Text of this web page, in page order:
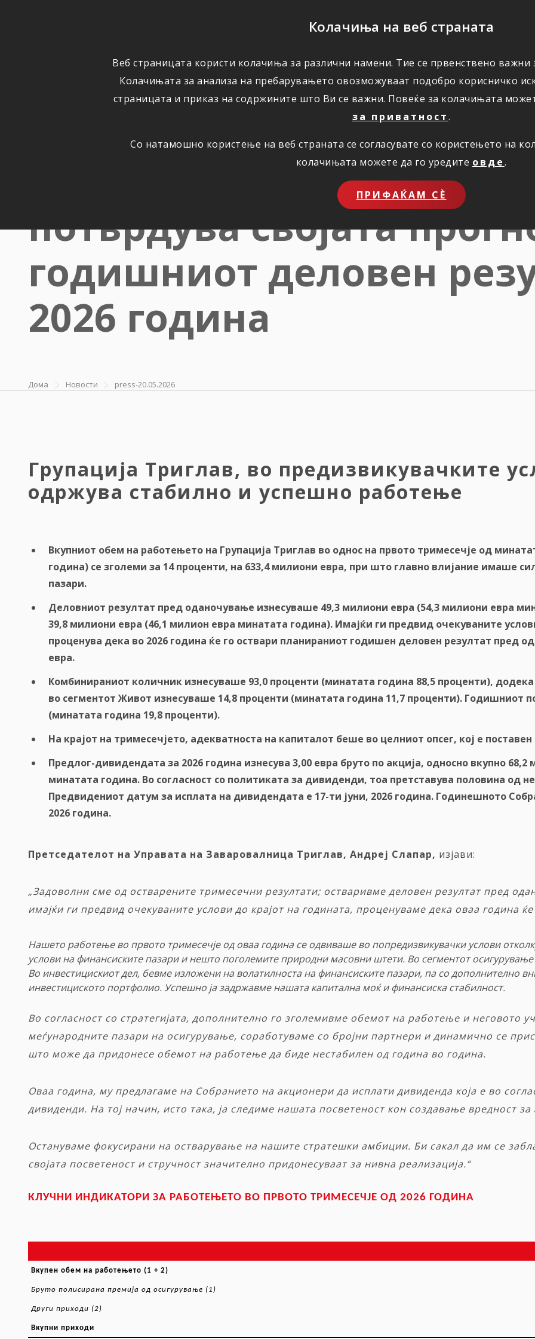
Колачиња на веб страната
Веб страницата користи колачиња за различни намени. Тие се првенствено важни
Колачињата за анализа на пребарувањето овозможуваат подобро корисничко
страницата и приказ на содржините што Ви се важни. Повеќе за колачињата
за приватност.
Со натамошно користење на веб страната се согласувате со користењето на
колачињата можете да го уредите овде.
ПРИФАЌАМ СЀ
ОСИГУРУВАЊЕ ШТЕТИ ПОВОЛНОСТИ КОРИСНО ЗА НАС
Триглав во првото
потврдува својата
годишниот деловен
2026 година
Дома Новости press-20.05.2026
Групација Триглав, во предизвикувачките
одржува стабилно и успешно работење
Вкупниот обем на работењето на Групација Триглав во однос на првото тримесечје од
година) се зголеми за 14 проценти, на 633,4 милиони евра, при што главно влијание имаше
пазари.
Деловниот резултат пред оданочување изнесуваше 49,3 милиони евра (54,3 милиони евра
39,8 милиони евра (46,1 милион евра минатата година). Имајќи ги предвид очекуваните
проценува дека во 2026 година ќе го оствари планираниот годишен деловен резултат пред
евра.
Комбинираниот количник изнесуваше 93,0 проценти (минатата година 88,5 проценти),
во сегментот Живот изнесуваше 14,8 проценти (минатата година 11,7 проценти). Годишниот
(минатата година 19,8 проценти).
На крајот на тримесечјето, адекватноста на капиталот беше во целниот опсег, кој е
Предлог-дивидендата за 2026 година изнесува 3,00 евра бруто по акција, односно вкупно
минатата година. Во согласност со политиката за дивиденди, тоа претставува половина од
Предвидениот датум за исплата на дивидендата е 17-ти јуни, 2026 година. Годинешното
2026 година.
Претседателот на Управата на Заваровалница Триглав, Андреј Слапар, изјави:
„Задоволни сме од остварените тримесечни резултати; остваривме деловен резултат пред
имајќи ги предвид очекуваните услови до крајот на годината, проценуваме дека оваа година
Нашето работење во првото тримесечје од оваа година се одвиваше во попредизвикувачки услови
услови на финансиските пазари и нешто поголемите природни масовни штети. Во сегментот
Во инвестицискиот дел, бевме изложени на волатилноста на финансиските пазари, па со дополнително
инвестициското портфолио. Успешно ја задржавме нашата капитална моќ и финансиска стабилност.
Во согласност со стратегијата, дополнително го зголемивме обемот на работење и неговото
меѓународните пазари на осигурување, соработуваме со бројни партнери и динамично се
што може да придонесе обемот на работење да биде нестабилен од година во година.
Оваа година, му предлагаме на Собранието на акционери да исплати дивиденда која е во
дивиденди. На тој начин, исто така, ја следиме нашата посветеност кон создавање вредност
Остануваме фокусирани на остварување на нашите стратешки амбиции. Би сакал да им се
својата посветеност и стручност значително придонесуваат за нивна реализација.“
КЛУЧНИ ИНДИКАТОРИ ЗА РАБОТЕЊЕТО ВО ПРВОТО ТРИМЕСЕЧЈЕ ОД 2026 ГОДИНА
Вкупен обем на работењето (1 + 2)
Бруто полисирана премија од осигурување (1)
Други приходи (2)
Вкупни приходи